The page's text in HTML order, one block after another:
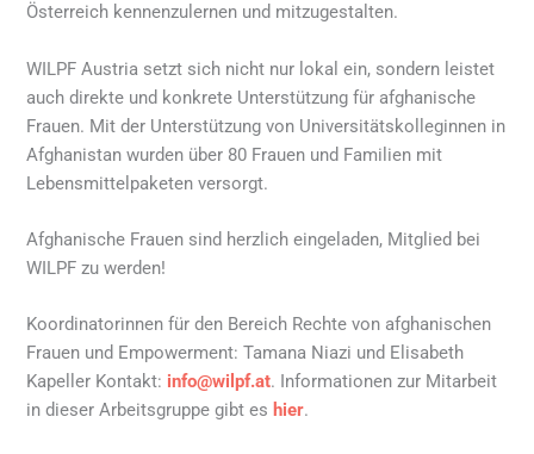
Österreich kennenzulernen und mitzugestalten.
WILPF Austria setzt sich nicht nur lokal ein, sondern leistet
auch direkte und konkrete Unterstützung für afghanische
Frauen. Mit der Unterstützung von Universitätskolleginnen in
Afghanistan wurden über 80 Frauen und Familien mit
Lebensmittelpaketen versorgt.
Afghanische Frauen sind herzlich eingeladen, Mitglied bei
WILPF zu werden!
Koordinatorinnen für den Bereich Rechte von afghanischen
Frauen und Empowerment: Tamana Niazi und Elisabeth
Kapeller Kontakt: info@wilpf.at. Informationen zur Mitarbeit
in dieser Arbeitsgruppe gibt es hier.